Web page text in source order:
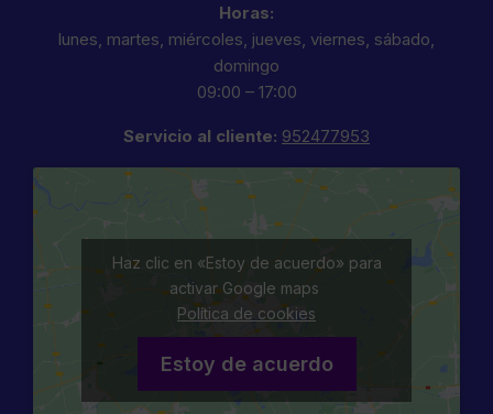
Horas:
lunes, martes, miércoles, jueves, viernes, sábado,
domingo
09:00 – 17:00
Servicio al cliente: 952477953
Haz clic en «Estoy de acuerdo» para
activar Google maps
Política de cookies
Estoy de acuerdo